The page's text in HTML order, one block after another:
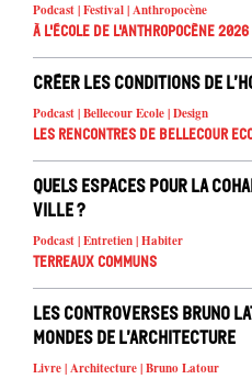
Podcast | Festival | Anthropocène
À l'école de l'Anthropocène 2026
Créer les conditions de
Podcast | Bellecour Ecole | Design
Les rencontres de Bellecour
Quels espaces pour la
ville ?
Podcast | Entretien | Habiter
Terreaux Communs
Les controverses Bruno
mondes de l’architecture
Livre | Architecture | Bruno Latour